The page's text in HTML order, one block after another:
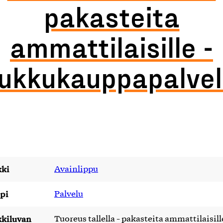
pakasteita
ammattilaisille -
Avainlippu
Palvelu
Tuoreus tallella - pakasteita